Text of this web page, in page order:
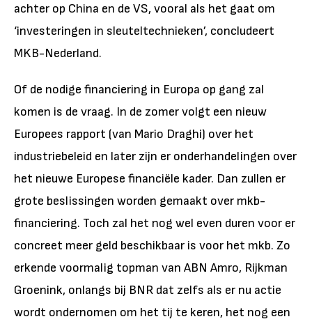
achter op China en de VS, vooral als het gaat om
‘investeringen in sleuteltechnieken’, concludeert
MKB-Nederland.
Of de nodige financiering in Europa op gang zal
komen is de vraag. In de zomer volgt een nieuw
Europees rapport (van Mario Draghi) over het
industriebeleid en later zijn er onderhandelingen over
het nieuwe Europese financiële kader. Dan zullen er
grote beslissingen worden gemaakt over mkb-
financiering. Toch zal het nog wel even duren voor er
concreet meer geld beschikbaar is voor het mkb. Zo
erkende voormalig topman van ABN Amro, Rijkman
Groenink, onlangs bij BNR dat zelfs als er nu actie
wordt ondernomen om het tij te keren, het nog een